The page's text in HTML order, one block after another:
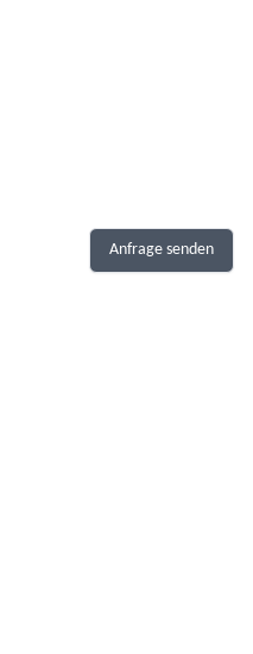
Anfrage senden